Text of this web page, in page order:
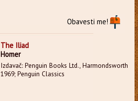
Obavesti me!
The Iliad
Homer
Izdavač: Penguin Books Ltd., Harmondsworth
1969; Penguin Classics